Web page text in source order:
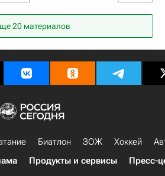
Александр Мюллер
20 материалов
Биатлон ЗОЖ Хоккей
Продукты и сервисы Пресс-